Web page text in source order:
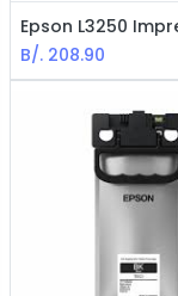
B/. 208.90